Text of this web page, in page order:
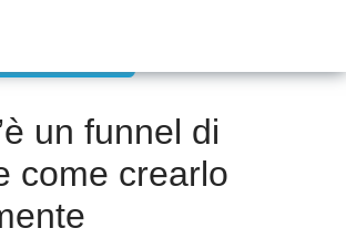
un funnel di
come crearlo